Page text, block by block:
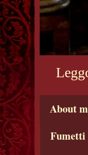
About
Fumetti